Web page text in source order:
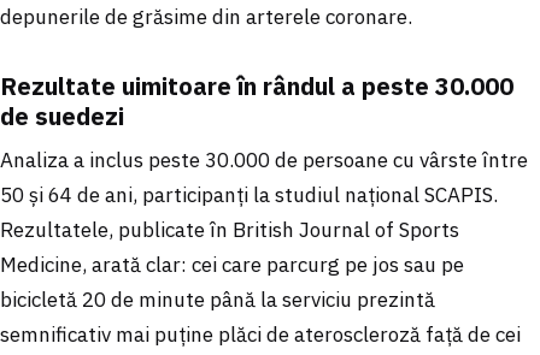
depunerile de grăsime din arterele coronare.
Rezultate uimitoare în rândul a peste 30.000
de suedezi
Analiza a inclus peste 30.000 de persoane cu vârste între
50 și 64 de ani, participanți la studiul național SCAPIS.
Rezultatele, publicate în British Journal of Sports
Medicine, arată clar: cei care parcurg pe jos sau pe
bicicletă 20 de minute până la serviciu prezintă
semnificativ mai puține plăci de ateroscleroză față de cei